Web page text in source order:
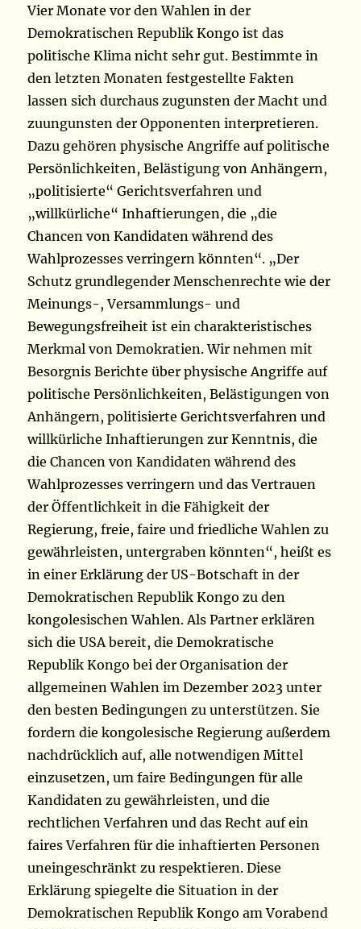
Vier Monate vor den Wahlen in der
Demokratischen Republik Kongo ist das
politische Klima nicht sehr gut. Bestimmte in
den letzten Monaten festgestellte Fakten
lassen sich durchaus zugunsten der Macht und
zuungunsten der Opponenten interpretieren.
Dazu gehören physische Angriffe auf politische
Persönlichkeiten, Belästigung von Anhängern,
„politisierte“ Gerichtsverfahren und
„willkürliche“ Inhaftierungen, die „die
Chancen von Kandidaten während des
Wahlprozesses verringern könnten“. „Der
Schutz grundlegender Menschenrechte wie der
Meinungs-, Versammlungs- und
Bewegungsfreiheit ist ein charakteristisches
Merkmal von Demokratien. Wir nehmen mit
Besorgnis Berichte über physische Angriffe auf
politische Persönlichkeiten, Belästigungen von
Anhängern, politisierte Gerichtsverfahren und
willkürliche Inhaftierungen zur Kenntnis, die
die Chancen von Kandidaten während des
Wahlprozesses verringern und das Vertrauen
der Öffentlichkeit in die Fähigkeit der
Regierung, freie, faire und friedliche Wahlen zu
gewährleisten, untergraben könnten“, heißt es
in einer Erklärung der US-Botschaft in der
Demokratischen Republik Kongo zu den
kongolesischen Wahlen. Als Partner erklären
sich die USA bereit, die Demokratische
Republik Kongo bei der Organisation der
allgemeinen Wahlen im Dezember 2023 unter
den besten Bedingungen zu unterstützen. Sie
fordern die kongolesische Regierung außerdem
nachdrücklich auf, alle notwendigen Mittel
einzusetzen, um faire Bedingungen für alle
Kandidaten zu gewährleisten, und die
rechtlichen Verfahren und das Recht auf ein
faires Verfahren für die inhaftierten Personen
uneingeschränkt zu respektieren. Diese
Erklärung spiegelte die Situation in der
Demokratischen Republik Kongo am Vorabend